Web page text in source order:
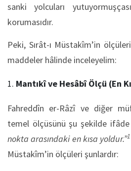
sanki yolcuları
korumasıdır.
Peki, Sırât-ı Müstakîm’in
maddeler hâlinde inceleyelim:
Mantıkî ve Hesâbî Ölçü (En
Fahreddîn er-Râzî ve diğer
temel ölçüsünü şu şekilde ifâde
nokta arasındaki en kısa yoldur.”1
Müstakîm’in ölçüleri şunlardır: